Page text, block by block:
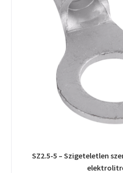
SZ2.5-5 – Szigeteletlen